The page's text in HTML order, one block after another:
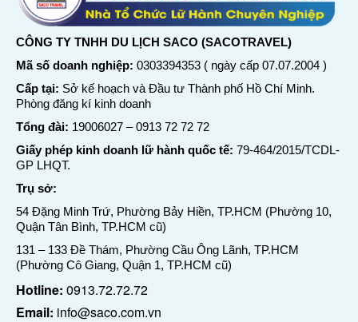
CÔNG TY TNHH DU LỊCH SACO (SACOTRAVEL)
Mã số doanh nghiệp: 0303394353 ( ngày cấp 07.07.2004 )
Cấp tại: Sở kế hoạch và Đầu tư Thành phố Hồ Chí Minh.
Phòng đăng kí kinh doanh
Tổng đài: 19006027 –0913 72 72 72
Giấy phép kinh doanh lữ hành quốc tế: 79-464/2015/TCDL-
GP LHQT.
Trụ sở:
54 Đặng Minh Trứ, Phường Bảy Hiền, TP.HCM (Phường 10,
Quận Tân Bình, TP.HCM cũ)
131 – 133 Đề Thám, Phường Cầu Ông Lãnh, TP.HCM
(Phường Cô Giang, Quận 1, TP.HCM cũ)
Hotline: 0913.72.72.72
Email: info@saco.com.vn